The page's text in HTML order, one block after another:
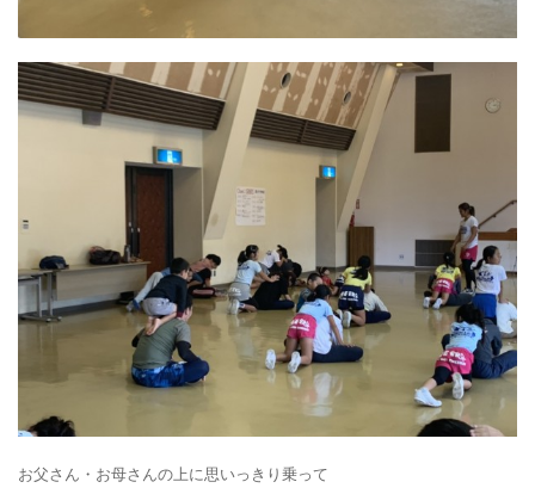
お父さん・お母さんの上に思いっきり乗って